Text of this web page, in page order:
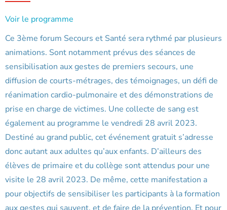
Voir le programme
Ce 3ème forum Secours et Santé sera rythmé par plusieurs
animations. Sont notamment prévus des séances de
sensibilisation aux gestes de premiers secours, une
diffusion de courts-métrages, des témoignages, un défi de
réanimation cardio-pulmonaire et des démonstrations de
prise en charge de victimes. Une collecte de sang est
également au programme le vendredi 28 avril 2023.
Destiné au grand public, cet événement gratuit s’adresse
donc autant aux adultes qu’aux enfants. D’ailleurs des
élèves de primaire et du collège sont attendus pour une
visite le 28 avril 2023. De même, cette manifestation a
pour objectifs de sensibiliser les participants à la formation